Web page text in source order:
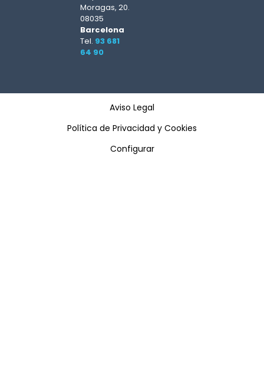
Moragas, 20.
08035
Barcelona
Tel. 93 681
64 90
Aviso Legal
Política de Privacidad y Cookies
Configurar